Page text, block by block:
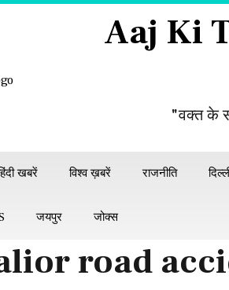
Aaj Ki
"वक्त के
खबरें विश्व ख़बरें राजनीति
जयपुर जोक्स
road